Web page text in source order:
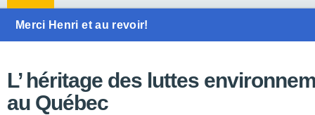
Merci Henri et au revoir!
L’ héritage des luttes
au Québec